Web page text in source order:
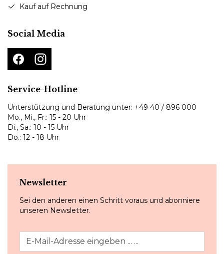
Kauf auf Rechnung
Social Media
Service-Hotline
Unterstützung und Beratung unter: +49 40 / 896 000
Mo., Mi., Fr.: 15 - 20 Uhr
Di., Sa.: 10 - 15 Uhr
Do.: 12 - 18 Uhr
Newsletter
Sei den anderen einen Schritt voraus und abonniere
unseren Newsletter.